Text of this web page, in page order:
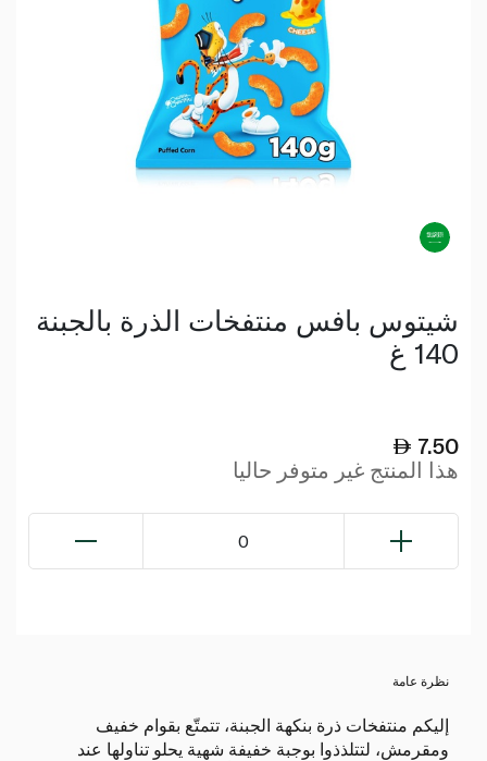
شيتوس بافس منتفخات الذرة بالجبنة
140 غ
7.50
هذا المنتج غير متوفر حاليا
0
نظرة عامة
إليكم منتفخات ذرة بنكهة الجبنة، تتمتّع بقوام خفيف
ومقرمش، لتتلذذوا بوجبة خفيفة شهية يحلو تناولها عند